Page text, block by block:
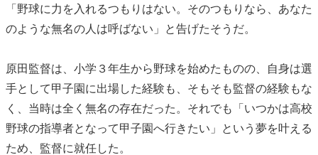
「野球に力を入れるつもりはない。そのつもりなら、あなた
のような無名の人は呼ばない」と告げたそうだ。
原田監督は、小学３年生から野球を始めたものの、自身は選
手として甲子園に出場した経験も、そもそも監督の経験もな
く、当時は全く無名の存在だった。それでも「いつかは高校
野球の指導者となって甲子園へ行きたい」という夢を叶える
ため、監督に就任した。